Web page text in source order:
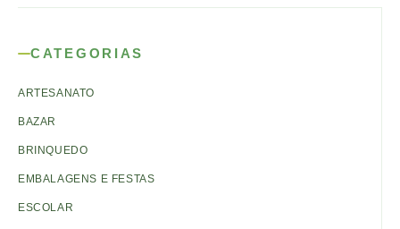
CATEGORIAS
ARTESANATO
BAZAR
BRINQUEDO
EMBALAGENS E FESTAS
ESCOLAR